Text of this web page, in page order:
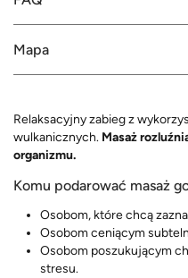
Mapa
Relaksacyjny zabieg z
wulkanicznych. Masaż
organizmu.
Komu podarować masaż
Osobom, które chcą
Osobom ceniącym
Osobom poszukującym
stresu.